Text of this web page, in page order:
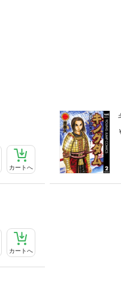
カートへ
カートへ